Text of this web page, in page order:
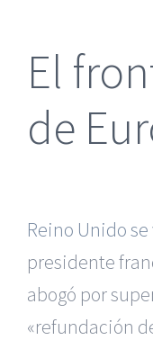
El
de
Reino Unido se
presidente
abogó por
«refundación